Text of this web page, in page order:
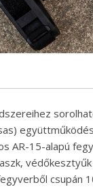
AR-15-alapú
csupán